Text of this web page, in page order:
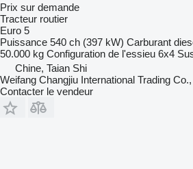
Prix sur demande
Tracteur routier
Euro 5
Puissance 540 ch (397 kW) Carburant
50.000 kg Configuration de l'essieu 6x4
Chine, Taian Shi
Weifang Changjiu International Trading
Contacter le vendeur